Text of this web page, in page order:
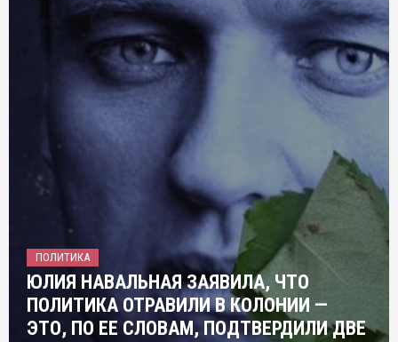
ПОЛИТИКА
ЮЛИЯ НАВАЛЬНАЯ ЗАЯВИЛА, ЧТО
ПОЛИТИКА ОТРАВИЛИ В КОЛОНИИ —
ЭТО, ПО ЕЕ СЛОВАМ, ПОДТВЕРДИЛИ ДВЕ